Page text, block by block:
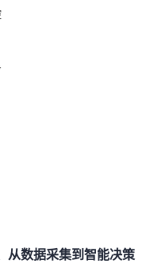
从数据采集到智能决策